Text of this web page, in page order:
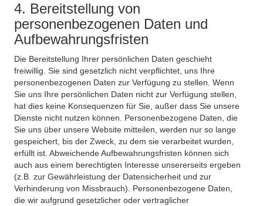
4. Bereitstellung von
personenbezogenen Daten und
Aufbewahrungsfristen
Die Bereitstellung Ihrer persönlichen Daten geschieht
freiwillig. Sie sind gesetzlich nicht verpflichtet, uns Ihre
personenbezogenen Daten zur Verfügung zu stellen. Wenn
Sie uns Ihre persönlichen Daten nicht zur Verfügung stellen,
hat dies keine Konsequenzen für Sie, außer dass Sie unsere
Dienste nicht nutzen können. Personenbezogene Daten, die
Sie uns über unsere Website mitteilen, werden nur so lange
gespeichert, bis der Zweck, zu dem sie verarbeitet wurden,
erfüllt ist. Abweichende Aufbewahrungsfristen können sich
auch aus einem berechtigten Interesse unsererseits ergeben
(z.B. zur Gewährleistung der Datensicherheit und zur
Verhinderung von Missbrauch). Personenbezogene Daten,
die wir aufgrund gesetzlicher oder vertraglicher